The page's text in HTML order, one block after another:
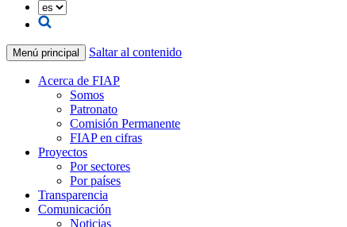
Menú principal Saltar al contenido
Acerca de FIAP
Somos
Patronato
Comisión Permanente
FIAP en cifras
Proyectos
Por sectores
Por países
Transparencia
Comunicación
Noticias